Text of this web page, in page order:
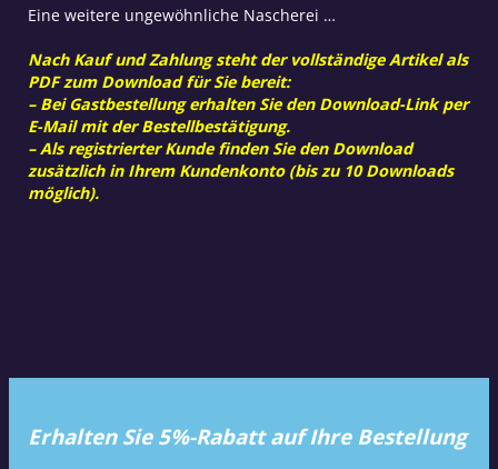
Eine weitere ungewöhnliche Nascherei …
Nach Kauf und Zahlung steht der vollständige Artikel als
PDF zum Download für Sie bereit:
– Bei Gastbestellung erhalten Sie den Download-Link per
E-Mail mit der Bestellbestätigung.
– Als registrierter Kunde finden Sie den Download
zusätzlich in Ihrem Kundenkonto (bis zu 10 Downloads
möglich).
Erhalten Sie 5%-Rabatt auf Ihre Bestellung